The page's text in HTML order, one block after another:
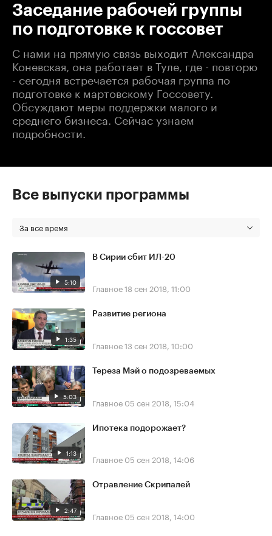
Заседание рабочей группы
по подготовке к госсовет
С нами на прямую связь выходит Александра
Коневская, она работает в Туле, где - повторю
- сегодня встречается рабочая группа по
подготовке к мартовскому Госсовету.
Обсуждают меры поддержки малого и
среднего бизнеса. Сейчас узнаем
подробности.
Все выпуски программы
За все время
5:10
В Сирии сбит ИЛ-20
Главное18 сен 2018, 11:00
1:35
Развитие региона
Главное13 сен 2018, 10:00
5:03
Тереза Мэй о подозреваемых
Главное 05 сен 2018, 15:04
1:13
Ипотека подорожает?
Главное 05 сен 2018, 14:06
2:47
Отравление Скрипалей
Главное 05 сен 2018, 14:00